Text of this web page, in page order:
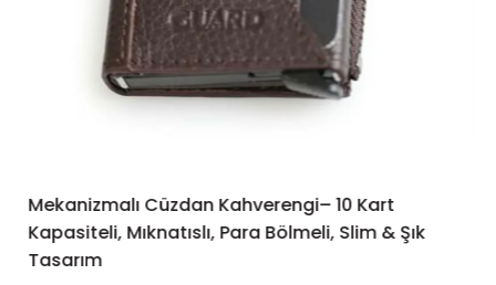
SEPETE EKLE
Mekanizmalı Cüzdan Kahverengi– 10 Kart
Kapasiteli, Mıknatıslı, Para Bölmeli, Slim & Şık
Tasarım